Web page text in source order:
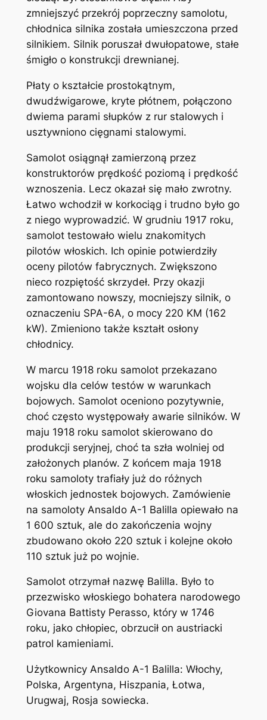
zmniejszyć przekrój poprzeczny samolotu,
chłodnica silnika została umieszczona przed
silnikiem. Silnik poruszał dwułopatowe, stałe
śmigło o konstrukcji drewnianej.
Płaty o kształcie prostokątnym,
dwudźwigarowe, kryte płótnem, połączono
dwiema parami słupków z rur stalowych i
usztywniono cięgnami stalowymi.
Samolot osiągnął zamierzoną przez
konstruktorów prędkość poziomą i prędkość
wznoszenia. Lecz okazał się mało zwrotny.
Łatwo wchodził w korkociąg i trudno było go
z niego wyprowadzić. W grudniu 1917 roku,
samolot testowało wielu znakomitych
pilotów włoskich. Ich opinie potwierdziły
oceny pilotów fabrycznych. Zwiększono
nieco rozpiętość skrzydeł. Przy okazji
zamontowano nowszy, mocniejszy silnik, o
oznaczeniu SPA-6A, o mocy 220 KM (162
kW). Zmieniono także kształt osłony
chłodnicy.
W marcu 1918 roku samolot przekazano
wojsku dla celów testów w warunkach
bojowych. Samolot oceniono pozytywnie,
choć często występowały awarie silników. W
maju 1918 roku samolot skierowano do
produkcji seryjnej, choć ta szła wolniej od
założonych planów. Z końcem maja 1918
roku samoloty trafiały już do różnych
włoskich jednostek bojowych. Zamówienie
na samoloty Ansaldo A-1 Balilla opiewało na
1 600 sztuk, ale do zakończenia wojny
zbudowano około 220 sztuk i kolejne około
110 sztuk już po wojnie.
Samolot otrzymał nazwę Balilla. Było to
przezwisko włoskiego bohatera narodowego
Giovana Battisty Perasso, który w 1746
roku, jako chłopiec, obrzucił on austriacki
patrol kamieniami.
Użytkownicy Ansaldo A-1 Balilla: Włochy,
Polska, Argentyna, Hiszpania, Łotwa,
Urugwaj, Rosja sowiecka.